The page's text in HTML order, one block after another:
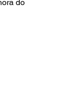
do